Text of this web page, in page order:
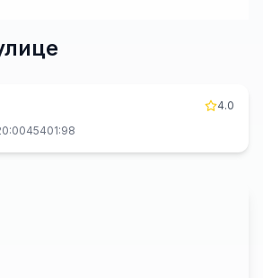
4.0